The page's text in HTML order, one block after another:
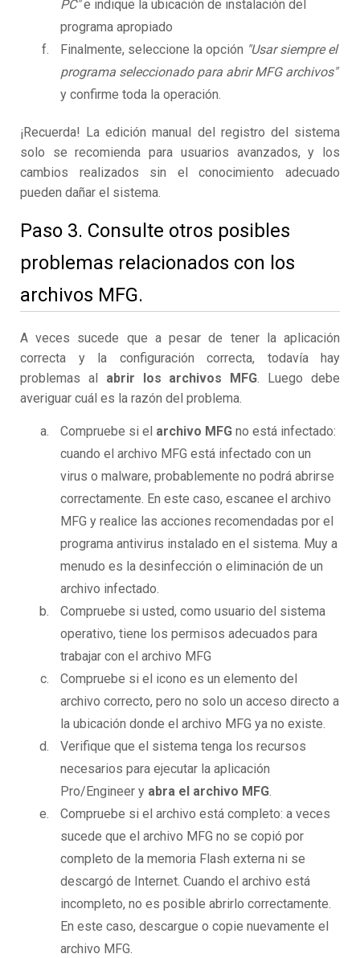
PC"e indique la ubicación de instalación del
programa apropiado
Finalmente, seleccione la opción "Usar siempre el
programa seleccionado para abrir MFG archivos"
y confirme toda la operación.
¡Recuerda! La edición manual del registro del sistema
solo se recomienda para usuarios avanzados, y los
cambios realizados sin el conocimiento adecuado
pueden dañar el sistema.
Paso 3. Consulte otros posibles
problemas relacionados con los
archivos MFG.
A veces sucede que a pesar de tener la aplicación
correcta y la configuración correcta, todavía hay
problemas al abrir los archivos MFG. Luego debe
averiguar cuál es la razón del problema.
Compruebe si el archivo MFG no está infectado:
cuando el archivo MFG está infectado con un
virus o malware, probablemente no podrá abrirse
correctamente. En este caso, escanee el archivo
MFG y realice las acciones recomendadas por el
programa antivirus instalado en el sistema. Muy a
menudo es la desinfección o eliminación de un
archivo infectado.
Compruebe si usted, como usuario del sistema
operativo, tiene los permisos adecuados para
trabajar con el archivo MFG
Compruebe si el icono es un elemento del
archivo correcto, pero no solo un acceso directo a
la ubicación donde el archivo MFG ya no existe.
Verifique que el sistema tenga los recursos
necesarios para ejecutar la aplicación
Pro/Engineer y abra el archivo MFG.
Compruebe si el archivo está completo: a veces
sucede que el archivo MFG no se copió por
completo de la memoria Flash externa ni se
descargó de Internet. Cuando el archivo está
incompleto, no es posible abrirlo correctamente.
En este caso, descargue o copie nuevamente el
archivo MFG.